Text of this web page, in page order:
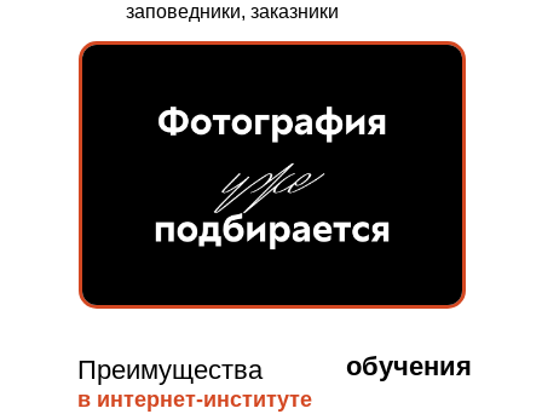
заповедники, заказники
обучения
в интернет-институте
Преимущества